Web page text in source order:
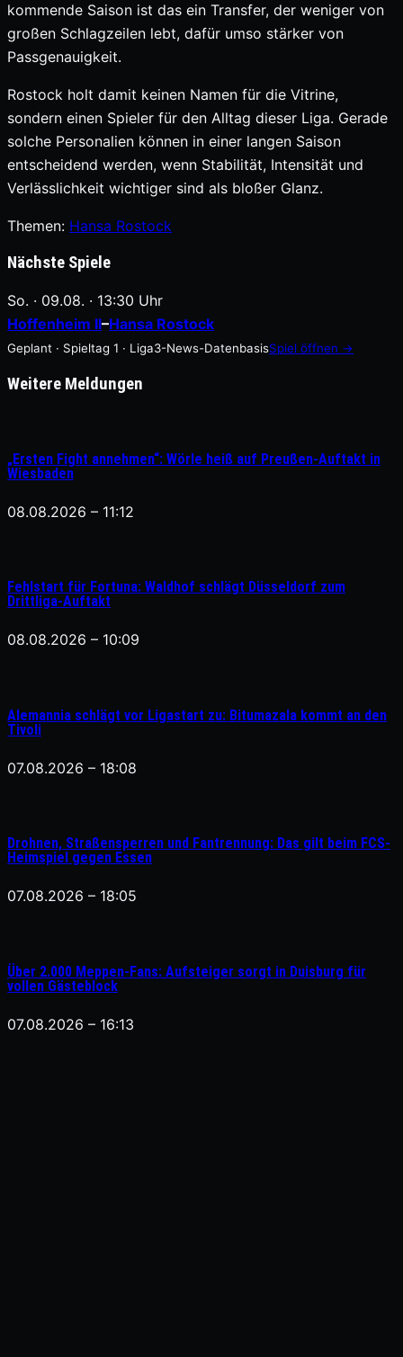
kommende Saison ist das ein Transfer, der weniger von
großen Schlagzeilen lebt, dafür umso stärker von
Passgenauigkeit.
Rostock holt damit keinen Namen für die Vitrine,
sondern einen Spieler für den Alltag dieser Liga. Gerade
solche Personalien können in einer langen Saison
entscheidend werden, wenn Stabilität, Intensität und
Verlässlichkeit wichtiger sind als bloßer Glanz.
Themen: Hansa Rostock
Nächste Spiele
So. · 09.08. · 13:30 Uhr
Hoffenheim II–Hansa Rostock
Geplant · Spieltag 1 · Liga3-News-DatenbasisSpiel öffnen →
Weitere Meldungen
„Ersten Fight annehmen“: Wörle heiß auf Preußen-Auftakt in
Wiesbaden
08.08.2026 – 11:12
Fehlstart für Fortuna: Waldhof schlägt Düsseldorf zum
Drittliga-Auftakt
08.08.2026 – 10:09
Alemannia schlägt vor Ligastart zu: Bitumazala kommt an den
Tivoli
07.08.2026 – 18:08
Drohnen, Straßensperren und Fantrennung: Das gilt beim FCS-
Heimspiel gegen Essen
07.08.2026 – 18:05
Über 2.000 Meppen-Fans: Aufsteiger sorgt in Duisburg für
vollen Gästeblock
07.08.2026 – 16:13